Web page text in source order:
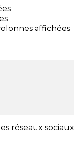
affichées
réseaux sociaux